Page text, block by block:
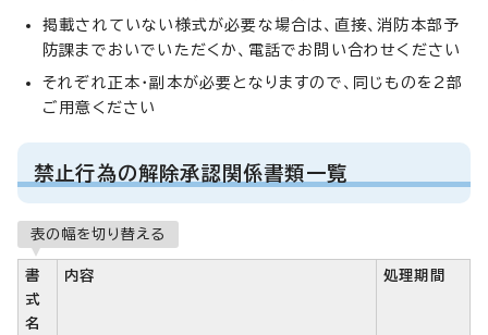
掲載されていない様式が必要な場合は、直接、消防本部予
防課までおいでいただくか、電話でお問い合わせください
それぞれ正本・副本が必要となりますので、同じものを2部
ご用意ください
禁止行為の解除承認関係書類一覧
表の幅を切り替える
書
式
名
内容 処理期間